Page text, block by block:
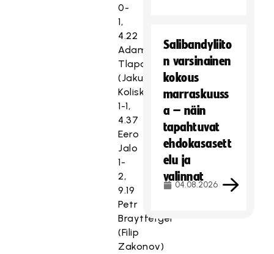
0-
1,
4.22
Adam
Tlapak
(Jakub
Kolisko)
1-1,
4.37
Eero
Jalo
1-
2,
9.19
Petr
Braytferger
(Filip
Zakonov)
Salibandyliito
n varsinainen
kokous
marraskuuss
a – näin
tapahtuvat
ehdokasasett
elu ja
valinnat
04.08.2026